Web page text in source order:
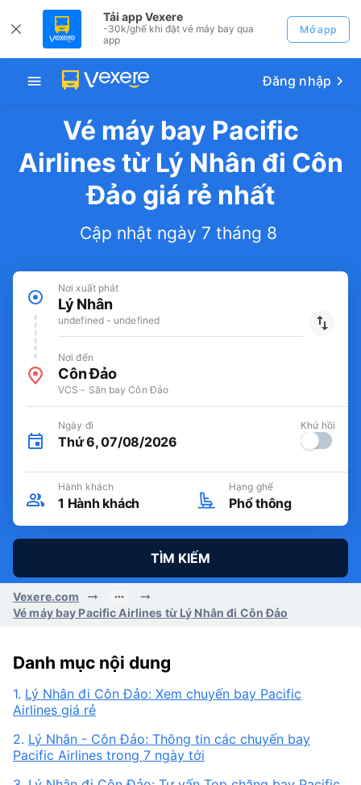
Tải app Vexere
-30k/ghế khi đặt vé máy bay qua
app
Mở app
Đăng nhập
Vé máy bay Pacific
Airlines từ Lý Nhân đi Côn
Đảo giá rẻ nhất
Cập nhật ngày 7 tháng 8
Nơi xuất phát
Lý Nhân
undefined - undefined
Nơi đến
Côn Đảo
VCS - Sân bay Côn Đảo
Ngày đi
Thứ 6, 07/08/2026
Khứ hồi
Hành khách
1 Hành khách
Hạng ghế
Phổ thông
TÌM KIẾM
Vexere.com
Vé máy bay Pacific Airlines từ Lý Nhân đi Côn Đảo
Danh mục nội dung
1. Lý Nhân đi Côn Đảo: Xem chuyến bay Pacific
Airlines giá rẻ
2. Lý Nhân - Côn Đảo: Thông tin các chuyến bay
Pacific Airlines trong 7 ngày tới